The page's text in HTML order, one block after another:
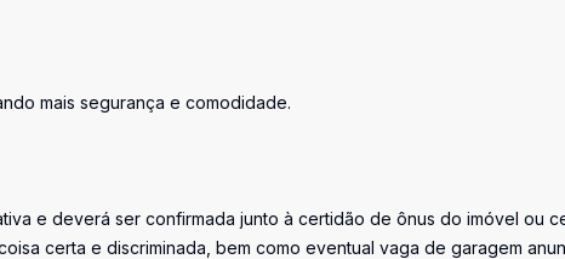
mais segurança e comodidade.
e deverá ser confirmada junto à certidão de ônus do imóvel ou
certa e discriminada, bem como eventual vaga de garagem